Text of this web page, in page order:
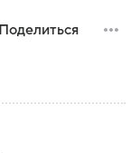
Поделиться